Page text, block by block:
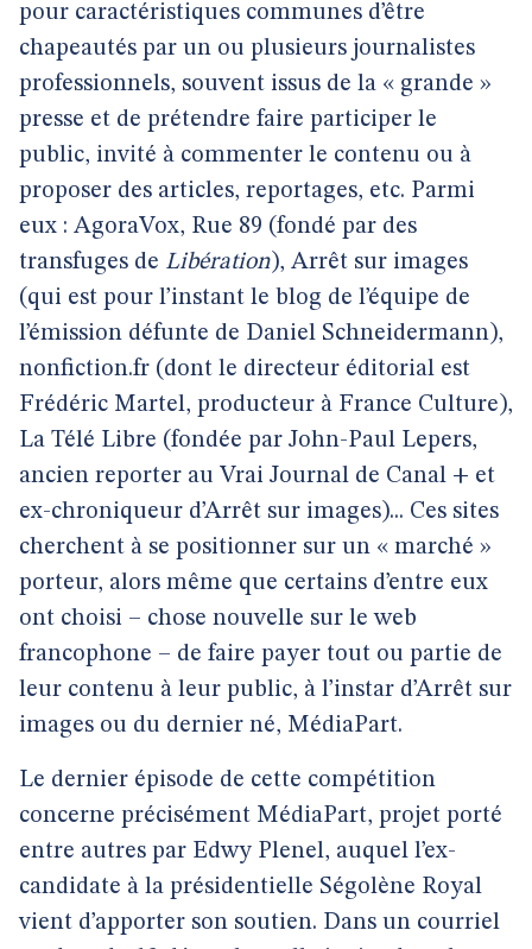
pour caractéristiques communes d’être
chapeautés par un ou plusieurs journalistes
professionnels, souvent issus de la « grande »
presse et de prétendre faire participer le
public, invité à commenter le contenu ou à
proposer des articles, reportages, etc. Parmi
eux : AgoraVox, Rue 89 (fondé par des
transfuges de Libération), Arrêt sur images
(qui est pour l’instant le blog de l’équipe de
l’émission défunte de Daniel Schneidermann),
nonfiction.fr (dont le directeur éditorial est
Frédéric Martel, producteur à France Culture),
La Télé Libre (fondée par John-Paul Lepers,
ancien reporter au Vrai Journal de Canal + et
ex-chroniqueur d’Arrêt sur images)... Ces sites
cherchent à se positionner sur un « marché »
porteur, alors même que certains d’entre eux
ont choisi – chose nouvelle sur le web
francophone – de faire payer tout ou partie de
leur contenu à leur public, à l’instar d’Arrêt sur
images ou du dernier né, MédiaPart.
Le dernier épisode de cette compétition
concerne précisément MédiaPart, projet porté
entre autres par Edwy Plenel, auquel l’ex-
candidate à la présidentielle Ségolène Royal
vient d’apporter son soutien. Dans un courriel